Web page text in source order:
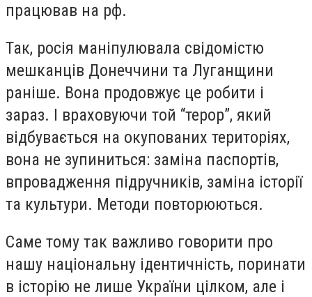
працював на рф.
Так, росія маніпулювала свідомістю
мешканців Донеччини та Луганщини
раніше. Вона продовжує це робити і
зараз. І враховуючи той “терор”, який
відбувається на окупованих територіях,
вона не зупиниться: заміна паспортів,
впровадження підручників, заміна історії
та культури. Методи повторюються.
Саме тому так важливо говорити про
нашу національну ідентичність, поринати
в історію не лише України цілком, але і